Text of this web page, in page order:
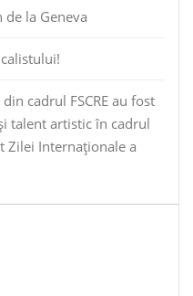
la Geneva
cadrul FSCRE au fost
talent artistic în cadrul
Zilei Internaționale a